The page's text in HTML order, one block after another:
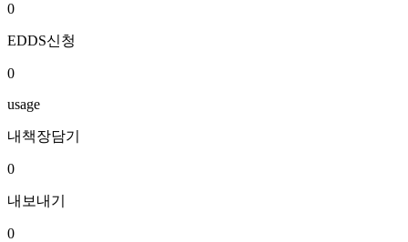
0
EDDS신청
0
usage
내책장담기
0
내보내기
0